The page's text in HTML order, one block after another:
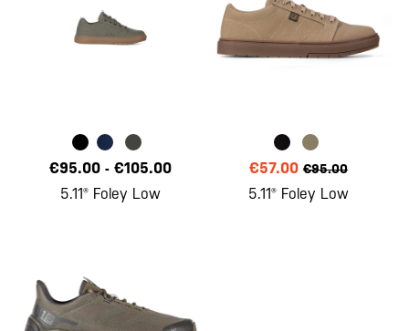
€95.00 -€105.00
5.11® Foley Low
€57.00 €95.00
5.11® Foley Low